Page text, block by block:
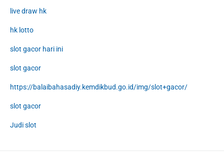
live draw hk
hk lotto
slot gacor hari ini
slot gacor
https://balaibahasadiy.kemdikbud.go.id/img/slot+gacor/
slot gacor
Judi slot